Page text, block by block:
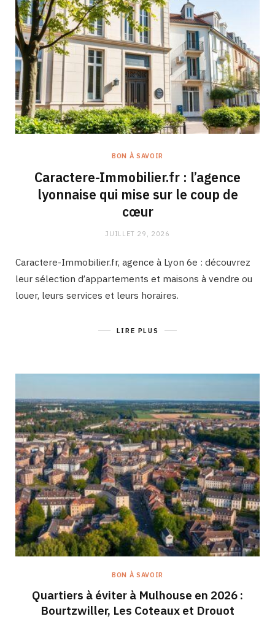
BON À SAVOIR
Caractere-Immobilier.fr : l’agence
lyonnaise qui mise sur le coup de
cœur
JUILLET 29, 2026
Caractere-Immobilier.fr, agence à Lyon 6e : découvrez
leur sélection d’appartements et maisons à vendre ou
louer, leurs services et leurs horaires.
LIRE PLUS
BON À SAVOIR
Quartiers à éviter à Mulhouse en 2026 :
Bourtzwiller, Les Coteaux et Drouot